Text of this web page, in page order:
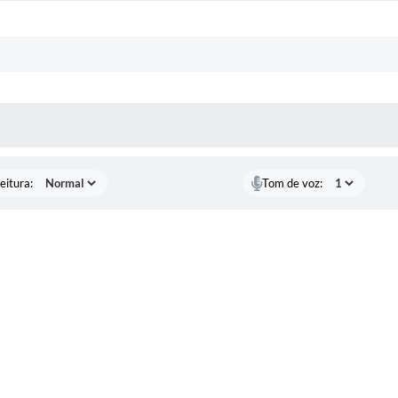
Tom de voz: